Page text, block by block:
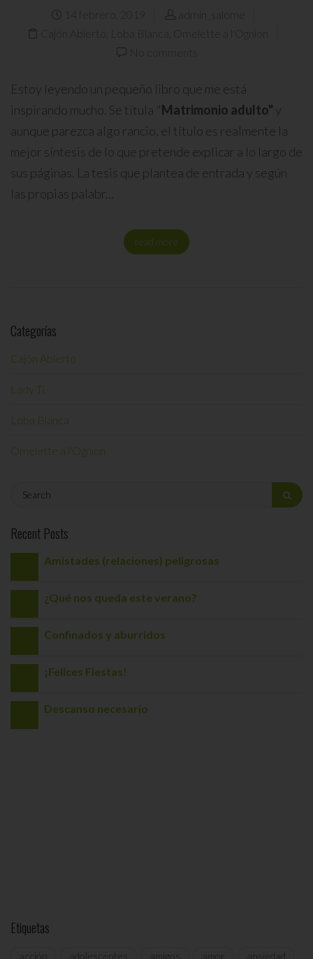
Omelette a l'Ognion
Estoy leyendo un pequeño libro que me está
inspirando mucho. Se titula "Matrimonio adulto" y
aunque parezca algo rancio, el título es realmente la
mejor síntesis de lo que pretende explicar a lo largo de
sus páginas. La tesis que plantea de entrada y según
las propias palabr...
read more
Categorías
Cajón Abierto
Lady Ti
Loba Blanca
Omelette a l'Ognion
Recent Posts
Amistades (relaciones) peligrosas
¿Qué nos queda este verano?
Confinados y aburridos
¡Felices Fiestas!
Descanso necesario
Etiquetas
acción adolescentes amigos amor
ansiedad